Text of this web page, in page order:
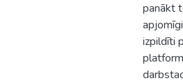
panākt
izpildīti